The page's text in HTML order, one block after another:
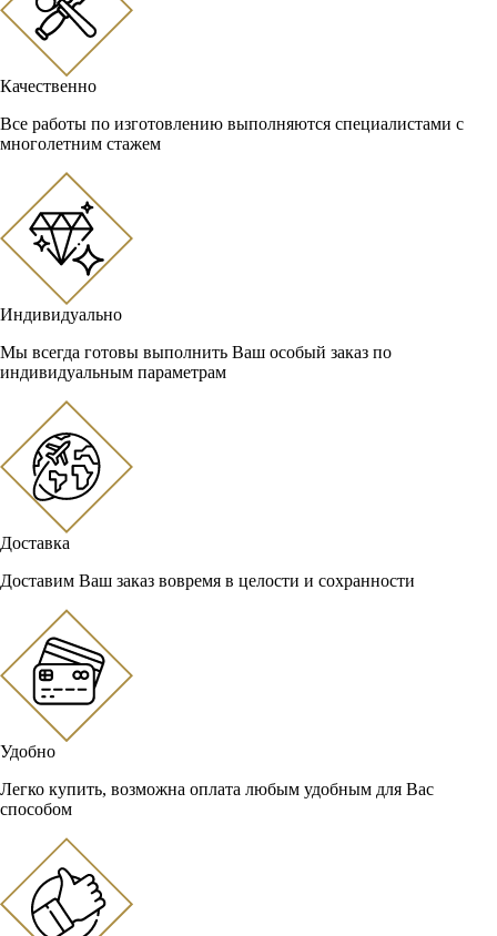
Качественно
Все работы по изготовлению выполняются специалистами с
многолетним стажем
Индивидуально
Мы всегда готовы выполнить Ваш особый заказ по
индивидуальным параметрам
Доставка
Доставим Ваш заказ вовремя в целости и сохранности
Удобно
Легко купить, возможна оплата любым удобным для Вас
способом